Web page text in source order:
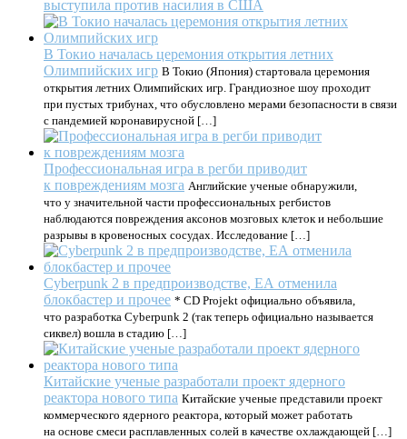
выступила против насилия в США
В Токио началась церемония открытия летних
Олимпийских игр В Токио (Япония) стартовала церемония
открытия летних Олимпийских игр. Грандиозное шоу проходит
при пустых трибунах, что обусловлено мерами безопасности в связи
с пандемией коронавирусной […]
Профессиональная игра в регби приводит
к повреждениям мозга Английские ученые обнаружили,
что у значительной части профессиональных регбистов
наблюдаются повреждения аксонов мозговых клеток и небольшие
разрывы в кровеносных сосудах. Исследование […]
Cyberpunk 2 в предпроизводстве, ЕА отменила
блокбастер и прочее * CD Projekt официально объявила,
что разработка Cyberpunk 2 (так теперь официально называется
сиквел) вошла в стадию […]
Китайские ученые разработали проект ядерного
реактора нового типа Китайские ученые представили проект
коммерческого ядерного реактора, который может работать
на основе смеси расплавленных солей в качестве охлаждающей […]